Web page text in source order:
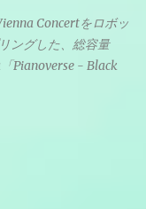
Concertをロボッ
ングした、総容量
Pianoverse - Black